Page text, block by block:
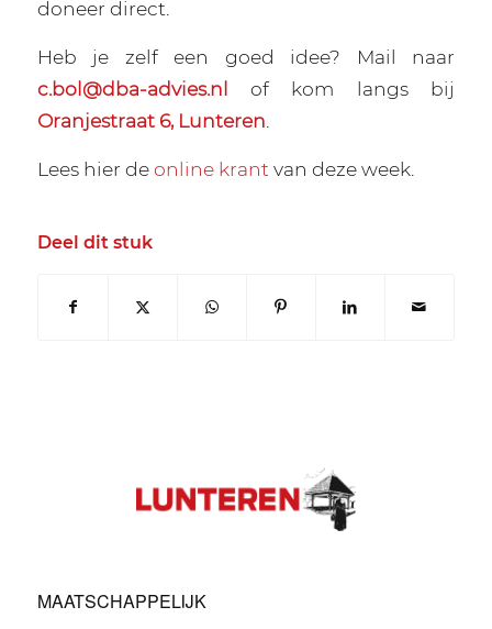
doneer direct.
Heb je zelf een goed idee? Mail naar
c.bol@dba-advies.nl of kom langs bij
Oranjestraat 6, Lunteren
Lees hier deonline krant van deze week.
Deel dit stuk
MAATSCHAPPELIJK